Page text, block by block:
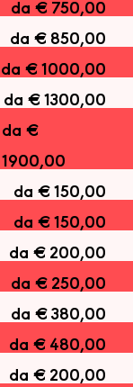
da € 750,00
da € 850,00
da € 1000,00
da € 1300,00
da €
1900,00
da € 150,00
da € 150,00
da € 200,00
da € 250,00
da € 380,00
da € 480,00
da € 200,00